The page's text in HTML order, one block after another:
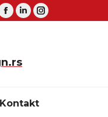
Facebook
LinkedinInstagram
Kontakt